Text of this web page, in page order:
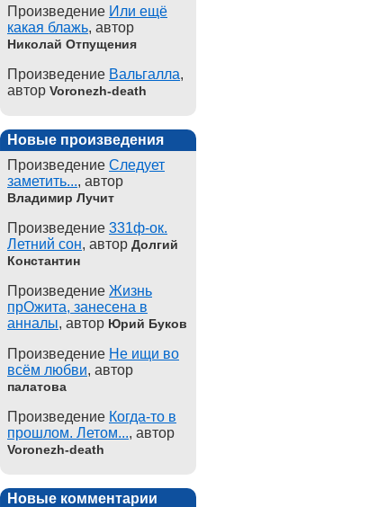
Произведение Или ещё
какая блажь, автор
Николай Отпущения
Произведение Вальгалла,
автор Voronezh-death
Новые произведения
Произведение Следует
заметить..., автор
Владимир Лучит
Произведение 331ф-ок.
Летний сон, автор Долгий
Константин
Произведение Жизнь
прОжита, занесена в
анналы, автор Юрий Буков
Произведение Не ищи во
всём любви, автор
палатова
Произведение Когда-то в
прошлом. Летом..., автор
Voronezh-death
Новые комментарии